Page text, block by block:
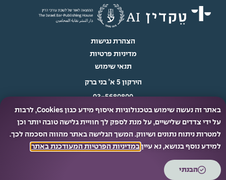
הצהרת נגישות
מדיניות פרטיות
תנאי שימוש
הירקון 5 א' בני ברק
03-5680800
info@techdin.co.il
באתר זה נעשה שימוש בטכנולוגיות איסוף מידע כגון Cookies, לרבות
על ידי צדדים שלישיים, על מנת לספק לך חוויית גלישה טובה יותר וכן
למטרות ניתוח נתונים ושיווק. המשך הגלישה באתר מהווה הסכמה לכך.
למידע נוסף בנושא, נא עיין במדיניות הפרטיות המעודכנת באתר
הבנתי